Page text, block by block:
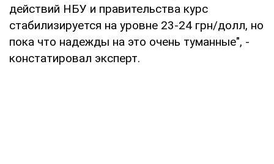
действий НБУ и правительства курс
стабилизируется на уровне 23-24 грн/долл, но
пока что надежды на это очень туманные", -
констатировал эксперт.